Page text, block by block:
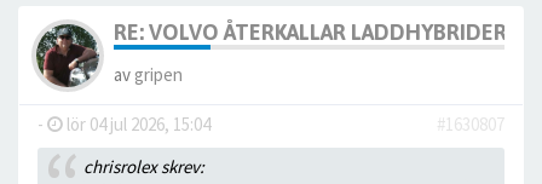
RE: VOLVO ÅTERKALLAR
av gripen
- lör 04 jul 2026, 15:04
#1630807
chrisrolex skrev: